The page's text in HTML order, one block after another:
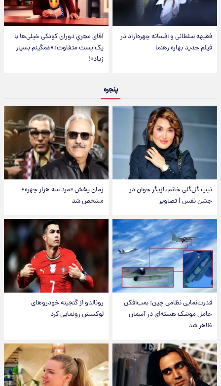
فقیهه سلطانی و افسانه چهره‌آزاد در
فیلم جدید بهاره رهنما
آقای مجریِ دوران کودکی خیلی‌ها با
یک پست متفاوت؛ «غمگینم بسیار
زیاد»!
پنجره
تیپ گل‌گلی خانم بازیگر جوان در
جشن نفس | تصاویر
زمان پخش «مرد سه هزار چهره»
مشخص شد
قدرت‌نمایی نظامی چین؛ بمب‌افکن
حامل موشک هسته‌ای در آسمان
ظاهر شد
رونالدو از گنجینه خودروهای
لوکسش رونمایی کرد